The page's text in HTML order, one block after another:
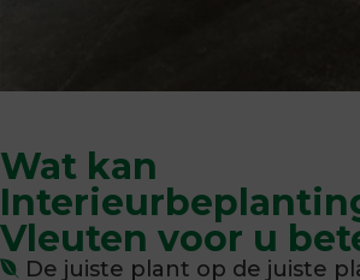
Wat kan
Vleuten voor u
De juiste plant op de juiste